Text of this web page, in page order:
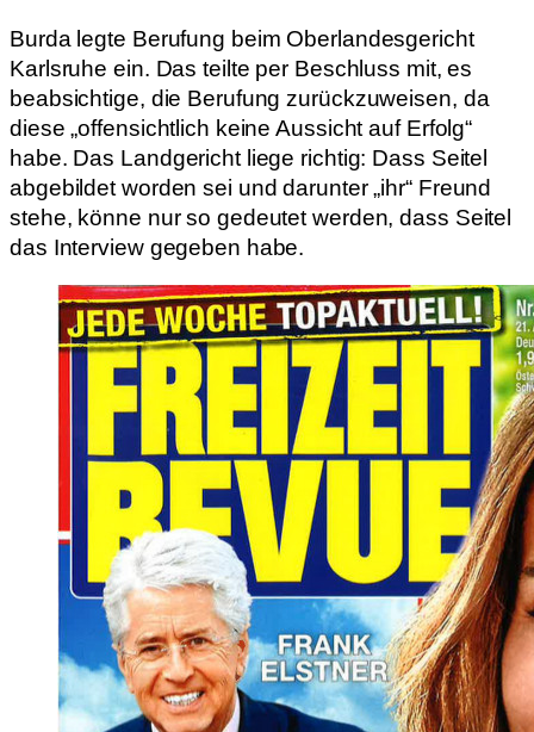
Burda legte Berufung beim Oberlandesgericht
Karlsruhe ein. Das teilte per Beschluss mit, es
beabsichtige, die Berufung zurückzuweisen, da
diese „offensichtlich keine Aussicht auf Erfolg“
habe. Das Landgericht liege richtig: Dass Seitel
abgebildet worden sei und darunter „ihr“ Freund
stehe, könne nur so gedeutet werden, dass Seitel
das Interview gegeben habe.